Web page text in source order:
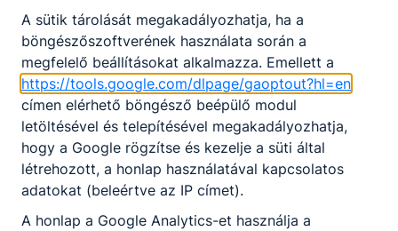
A sütik tárolását megakadályozhatja, ha a
böngészőszoftverének használata során a
megfelelő beállításokat alkalmazza. Emellett a
https://tools.google.com/dlpage/gaoptout?hl=en
címen elérhető böngésző beépülő modul
letöltésével és telepítésével megakadályozhatja,
hogy a Google rögzítse és kezelje a süti által
létrehozott, a honlap használatával kapcsolatos
adatokat (beleértve az IP címet).
A honlap a Google Analytics-et használja a